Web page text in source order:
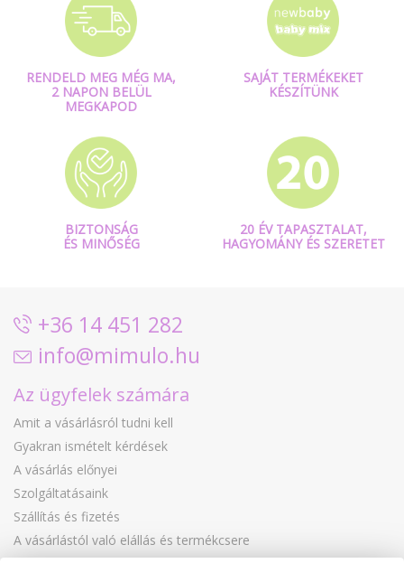
RENDELD MEG MÉG MA,
2 NAPON BELÜL
MEGKAPOD
SAJÁT TERMÉKEKET
KÉSZÍTÜNK
BIZTONSÁG
ÉS MINŐSÉG
20 ÉV TAPASZTALAT,
HAGYOMÁNY ÉS SZERETET
+36 14 451 282
info@mimulo.hu
Az ügyfelek számára
Amit a vásárlásról tudni kell
Gyakran ismételt kérdések
A vásárlás előnyei
Szolgáltatásaink
Szállítás és fizetés
A vásárlástól való elállás és termékcsere